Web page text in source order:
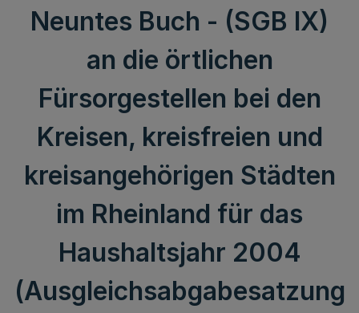
Neuntes Buch - (SGB IX)
an die örtlichen
Fürsorgestellen bei den
Kreisen, kreisfreien und
kreisangehörigen Städten
im Rheinland für das
Haushaltsjahr 2004
(Ausgleichsabgabesatzung